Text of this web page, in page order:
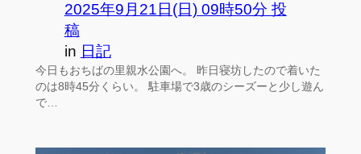
2025年9月21日(日) 09時50分 投
稿
in 日記
今日もおちばの里親水公園へ。 昨日寝坊したので着いた
のは8時45分くらい。 駐車場で3歳のシーズーと少し遊ん
で…